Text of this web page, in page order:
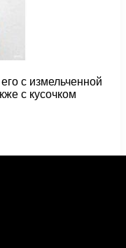
с измельченной
с кусочком